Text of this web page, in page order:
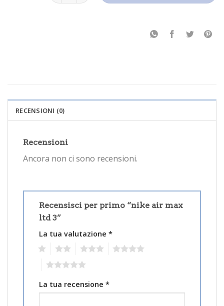
RECENSIONI (0)
Recensioni
Ancora non ci sono recensioni.
Recensisci per primo “nike air max
ltd 3”
La tua valutazione *
La tua recensione *